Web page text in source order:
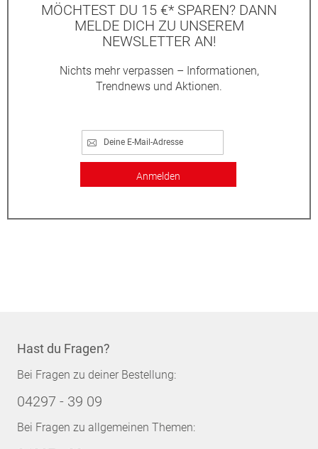
MÖCHTEST DU 15 €* SPAREN? DANN
MELDE DICH ZU UNSEREM
NEWSLETTER AN!
Nichts mehr verpassen – Informationen,
Trendnews und Aktionen.
Anmelden
Hast du Fragen?
Bei Fragen zu deiner Bestellung:
04297 - 39 09
Bei Fragen zu allgemeinen Themen: